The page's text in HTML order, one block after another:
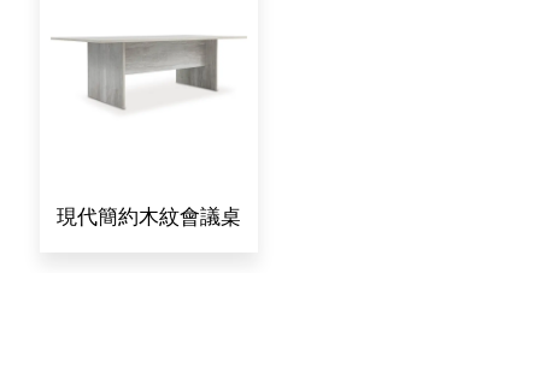
現代簡約木紋會議桌